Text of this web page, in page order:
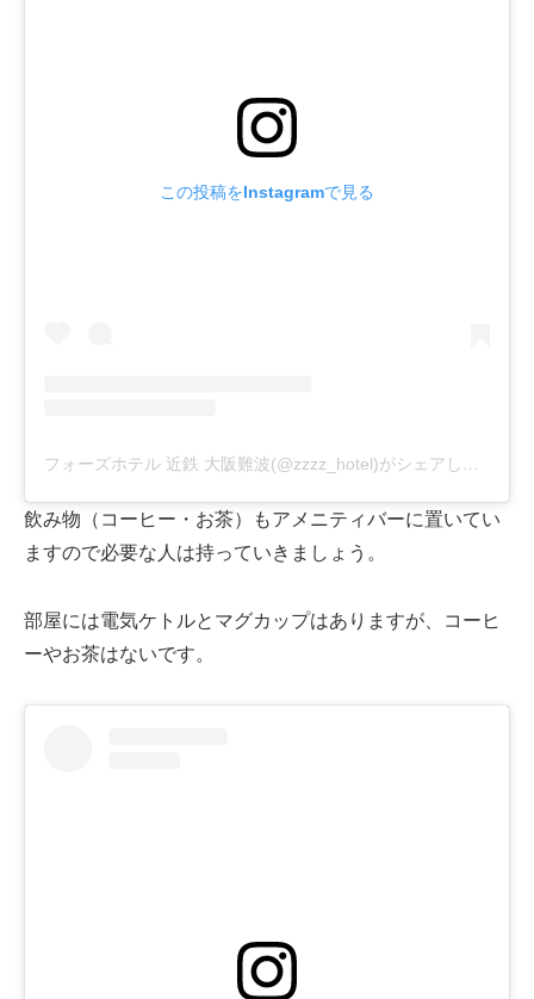
この投稿をInstagramで見る
フォーズホテル 近鉄 大阪難波(@zzzz_hotel)がシェアした投稿
飲み物（コーヒー・お茶）もアメニティバーに置いてい
ますので必要な人は持っていきましょう。
部屋には電気ケトルとマグカップはありますが、コーヒ
ーやお茶はないです。